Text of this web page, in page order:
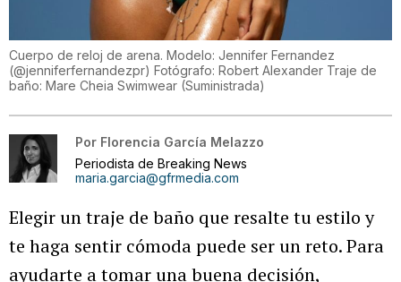
Cuerpo de reloj de arena. Modelo: Jennifer Fernandez
(@jenniferfernandezpr) Fotógrafo: Robert Alexander Traje de
baño: Mare Cheia Swimwear (Suministrada)
Por Florencia García Melazzo
Periodista de Breaking News
maria.garcia@gfrmedia.com
Elegir un traje de baño que resalte tu estilo y
te haga sentir cómoda puede ser un reto. Para
ayudarte a tomar una buena decisión,